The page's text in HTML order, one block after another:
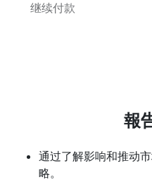
继续付款
報
通过了解影响和推动
略。